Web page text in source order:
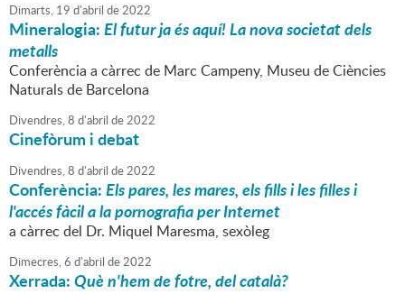
Dimarts, 19 d'abril de2022
Mineralogia:El futur ja és aquí! La nova societat dels
metalls
Conferència a càrrec de Marc Campeny, Museu de Ciències
Naturals de Barcelona
Divendres,8 d'abril de2022
Cinefòrum i debat
Divendres,8 d'abril de2022
Conferència:Els pares, les mares, els fills i les filles i
l'accés fàcil a la pornografia per Internet
a càrrec del Dr. Miquel Maresma, sexòleg
Dimecres,6 d'abril de2022
Xerrada:Què n'hem de fotre, del català?